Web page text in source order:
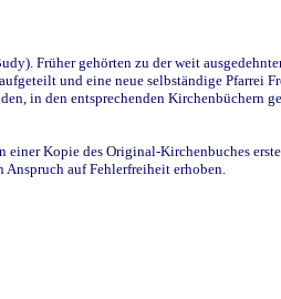
Früher gehörten zu der weit
und eine neue selbständige Pfarrei
in den entsprechenden Kirchenbüchern
Kopie des Original-Kirchenbuches
auf Fehlerfreiheit erhoben.